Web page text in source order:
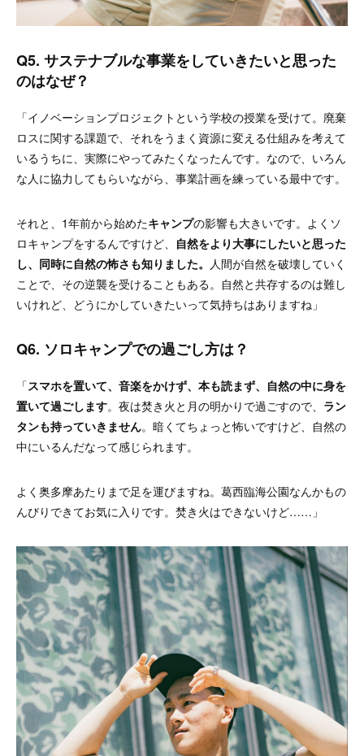
Q5. サステナブルな事業をしていきたいと思った
のはなぜ？
「イノベーションプロジェクトという学校の授業を受けて。廃棄
ロスに関する課題で、それをうまく資源に変える仕組みを考えて
いるうちに、実際にやってみたくなったんです。なので、いろん
な人に協力してもらいながら、事業計画を練っている最中です。
それと、1年前から始めたキャンプの影響も大きいです。よくソ
ロキャンプをするんですけど、 自然をより大事にしたいと思った
し、同時に自然の怖さも知りました。 人間が自然を破壊していく
ことで、その逆襲を受けることもある。自然と共存するのは難し
いけれど、どうにかしていきたいって気持ちはありますね」
Q6. ソロキャンプでの過ごし方は？
「スマホを置いて、音楽をかけず、本も読まず、自然の中に身を
置いて過ごします。夜は焚き火と月の明かりで過ごすので、 ラン
タンも持っていきません。暗くてちょっと怖いですけど、自然の
中にいるんだなって感じられます。
よく奥多摩あたりまで足を運びますね。葛西臨海公園なんかもの
んびりできてお気に入りです。焚き火はできないけど……」